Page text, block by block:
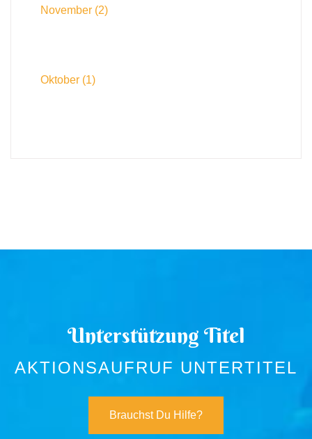
November (2)
Oktober (1)
Unterstützung Titel
AKTIONSAUFRUF UNTERTITEL
Brauchst Du Hilfe?